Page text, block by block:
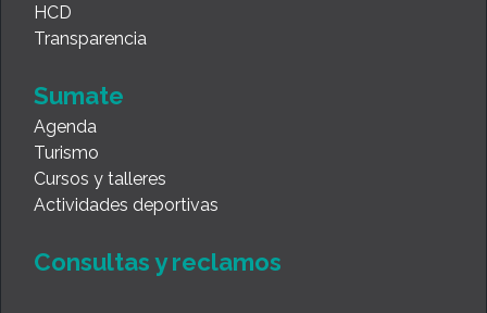
HCD
Transparencia
Sumate
Agenda
Turismo
Cursos y talleres
Actividades deportivas
Consultas y reclamos